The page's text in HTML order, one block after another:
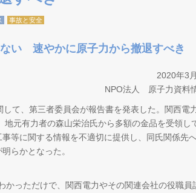
事故と安全
い 速やかに原子力から撤退すべき
2020年3
NPO法人 原子力資料
て、第三者委員会が報告書を発表した。関西電
元有力者の森山栄治氏から多額の金品を受領し
等に関する情報を不適切に提供し、同氏関係先
らかとなった。
っただけで、関西電力やその関連会社の役職員